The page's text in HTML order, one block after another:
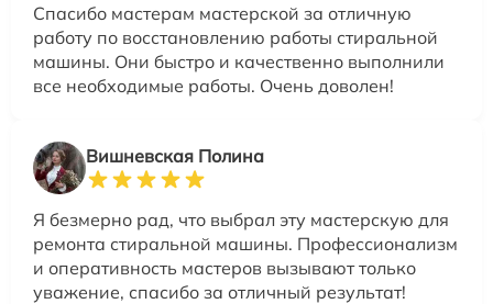
Спасибо мастерам мастерской за отличную
работу по восстановлению работы стиральной
машины. Они быстро и качественно выполнили
все необходимые работы. Очень доволен!
Вишневская Полина
Я безмерно рад, что выбрал эту мастерскую для
ремонта стиральной машины. Профессионализм
и оперативность мастеров вызывают только
уважение, спасибо за отличный результат!